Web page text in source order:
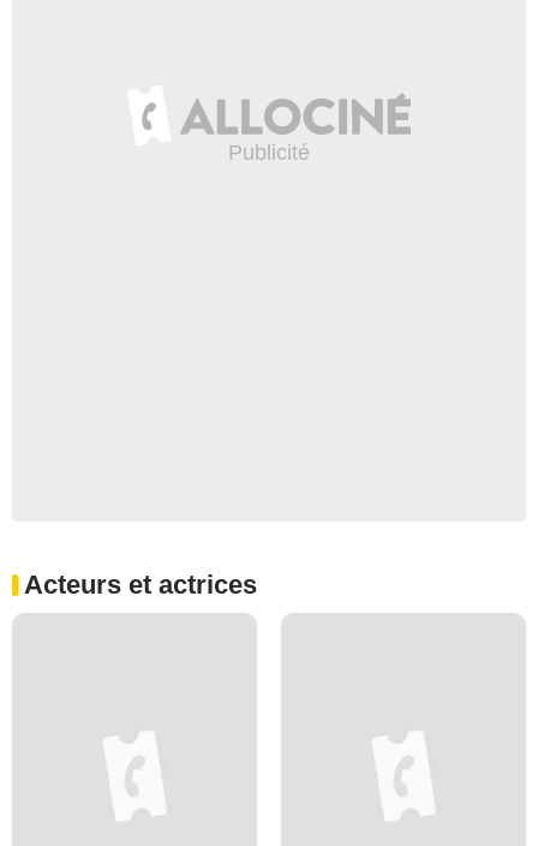
Acteurs et actrices